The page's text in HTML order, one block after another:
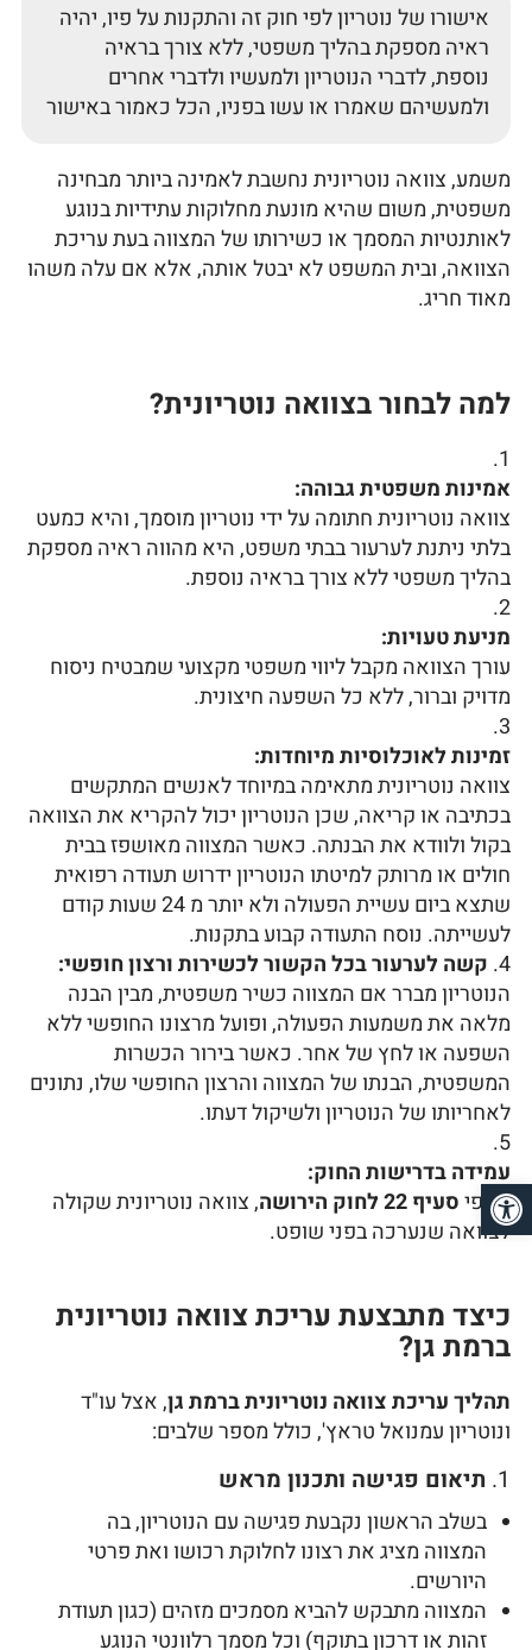
אישורו של נוטריון לפי חוק זה והתקנות על פיו, יהיה
ראיה מספקת בהליך משפטי, ללא צורך בראיה
נוספת, לדברי הנוטריון ולמעשיו ולדברי אחרים
ולמעשיהם שאמרו או עשו בפניו, הכל כאמור באישור
משמע, צוואה נוטריונית נחשבת לאמינה ביותר מבחינה
משפטית, משום שהיא מונעת מחלוקות עתידיות בנוגע
לאותנטיות המסמך או כשירותו של המצווה בעת עריכת
הצוואה, ובית המשפט לא יבטל אותה, אלא אם עלה משהו
מאוד חריג.
למה לבחור בצוואה נוטריונית?
אמינות משפטית גבוהה:
צוואה נוטריונית חתומה על ידי נוטריון מוסמך, והיא כמעט
בלתי ניתנת לערעור בבתי משפט, היא מהווה ראיה מספקת
בהליך משפטי ללא צורך בראיה נוספת.
מניעת טעויות:
עורך הצוואה מקבל ליווי משפטי מקצועי שמבטיח ניסוח
מדויק וברור, ללא כל השפעה חיצונית.
זמינות לאוכלוסיות מיוחדות:
צוואה נוטריונית מתאימה במיוחד לאנשים המתקשים
בכתיבה או קריאה, שכן הנוטריון יכול להקריא את הצוואה
בקול ולוודא את הבנתה. כאשר המצווה מאושפז בבית
חולים או מרותק למיטתו הנוטריון ידרוש תעודה רפואית
שתצא ביום עשיית הפעולה ולא יותר מ 24 שעות קודם
לעשייתה. נוסח התעודה קבוע בתקנות.
קשה לערעור בכל הקשור לכשירות ורצון חופשי:
הנוטריון מברר אם המצווה כשיר משפטית, מבין הבנה
מלאה את משמעות הפעולה, ופועל מרצונו החופשי ללא
השפעה או לחץ של אחר. כאשר בירור הכשרות
המשפטית, הבנתו של המצווה והרצון החופשי שלו, נתונים
לאחריותו של הנוטריון ולשיקול דעתו.
עמידה בדרישות החוק:
על פיסעיף 22 לחוק הירושה
, צוואה נוטריונית שקולה
לצוואה שנערכה בפני שופט.
כיצד מתבצעת עריכת צוואה נוטריונית
ברמת גן?
תהליך עריכת צוואה נוטריונית ברמת גן, אצל עו"ד
ונוטריון עמנואל טראץ', כולל מספר שלבים:
1. תיאום פגישה ותכנון מראש
בשלב הראשון נקבעת פגישה עם הנוטריון, בה
המצווה מציג את רצונו לחלוקת רכושו ואת פרטי
היורשים.
המצווה מתבקש להביא מסמכים מזהים (כגון תעודת
זהות או דרכון בתוקף) וכל מסמך רלוונטי הנוגע
פתח סרגל נגישות